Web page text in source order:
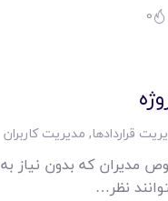
0
قراردادها, مدیریت کاربران
مدیران که بدون نیاز به
نظر…